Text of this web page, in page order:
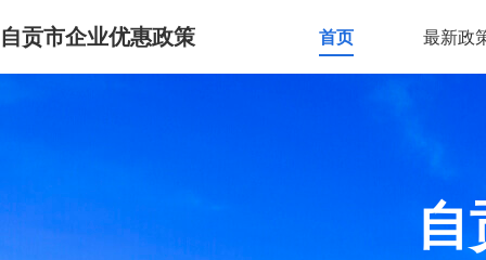
自贡市企业优惠政策 首页 最新政